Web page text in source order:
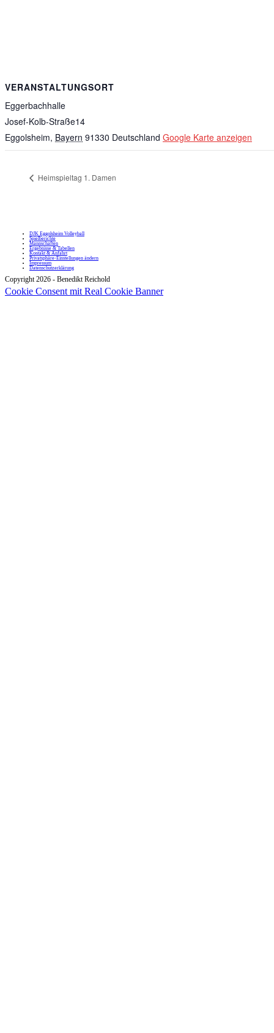
VERANSTALTUNGSORT
Eggerbachhalle
Josef-Kolb-Straße14
Eggolsheim, Bayern 91330 Deutschland Google Karte anzeigen
Heimspieltag 1. Damen
DJK Eggolsheim Volleyball
Spielberichte
Mannschaften
Ergebnisse & Tabellen
Kontakt & Anfahrt
Privatsphäre-Einstellungen ändern
Impressum
Datenschutzerklärung
Copyright 2026 - Benedikt Reichold
Cookie Consent mit Real Cookie Banner